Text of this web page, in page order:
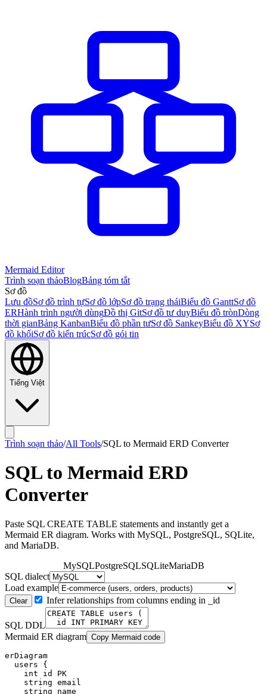
Mermaid Editor
Trình soạn thảoBlogBảng tóm tắt
Sơ đồ
Lưu đồSơ đồ trình tựSơ đồ lớpSơ đồ trạng tháiBiểu đồ GanttSơ đồ
ERHành trình người dùngĐồ thị GitSơ đồ tư duyBiểu đồ trònDòng
thời gianBảng KanbanBiểu đồ phần tưSơ đồ SankeyBiểu đồ XYSơ
đồ khốiSơ đồ kiến trúcSơ đồ gói tin
Tiếng Việt
Trình soạn thảo/All Tools/SQL to Mermaid ERD Converter
SQL to Mermaid ERD
Converter
Paste SQL CREATE TABLE statements and instantly get a
Mermaid ER diagram. Works with MySQL, PostgreSQL, SQLite,
and MariaDB.
MySQLPostgreSQLSQLiteMariaDB
SQL dialect
Load example
Clear Infer relationships from columns ending in _id
SQL DDL
Mermaid ER diagram Copy Mermaid code
erDiagram
  users {
    int id PK
    string email
    string name